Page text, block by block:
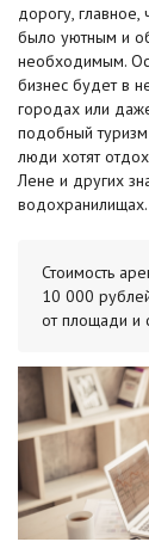
дорогу,
было уютным и
необходимым.
бизнес будет в
городах или
подобный туризм
люди хотят
Лене и других
водохранилищах.
Стоимость
10 000
от площади и